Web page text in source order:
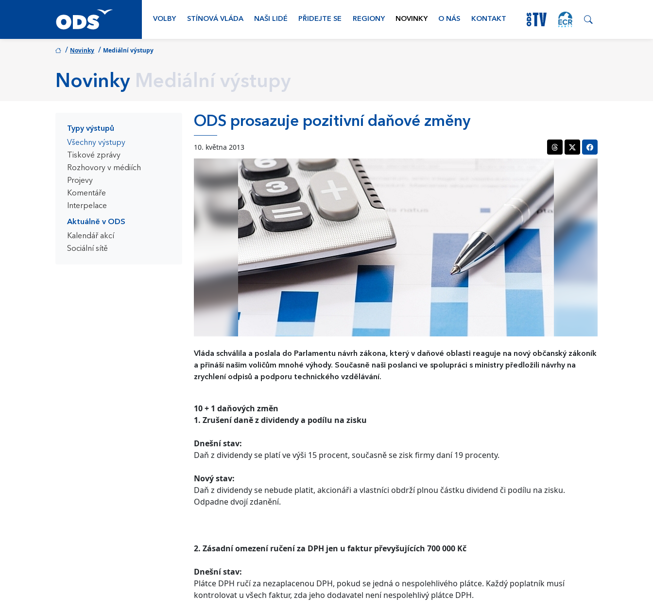
VOLBY STÍNOVÁ VLÁDA NAŠI LIDÉ PŘIDEJTE SE REGIONY NOVINKY O NÁS KONTAKT
/ Novinky / Mediální výstupy
Novinky Mediální výstupy
Typy výstupů
Všechny výstupy
Tiskové zprávy
Rozhovory v médiích
Projevy
Komentáře
Interpelace
Aktuálně v ODS
Kalendář akcí
Sociální sítě
ODS prosazuje pozitivní daňové změny
10. května 2013
Vláda schválila a poslala do Parlamentu návrh zákona, který v daňové oblasti reaguje na nový občanský zákoník
a přináší našim voličům mnohé výhody. Současně naši poslanci ve spolupráci s ministry předložili návrhy na
zrychlení odpisů a podporu technického vzdělávání.
10 + 1 daňových změn
1. Zrušení daně z dividendy a podílu na zisku
Dnešní stav:
Daň z dividendy se platí ve výši 15 procent, současně se zisk firmy daní 19 procenty.
Nový stav:
Daň z dividendy se nebude platit, akcionáři a vlastníci obdrží plnou částku dividend či podílu na zisku.
Odpadne dvojí zdanění.
2. Zásadní omezení ručení za DPH jen u faktur převyšujících 700 000 Kč
Dnešní stav:
Plátce DPH ručí za nezaplacenou DPH, pokud se jedná o nespolehlivého plátce. Každý poplatník musí
kontrolovat u všech faktur, zda jeho dodavatel není nespolehlivý plátce DPH.